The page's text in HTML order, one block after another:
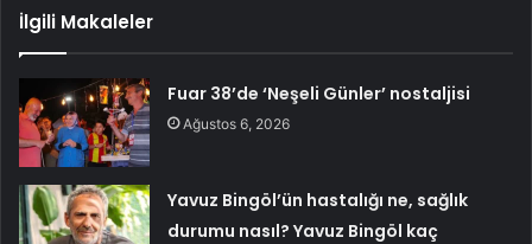
İlgili Makaleler
Fuar 38’de ‘Neşeli Günler’ nostaljisi
Ağustos 6, 2026
Yavuz Bingöl’ün hastalığı ne, sağlık
durumu nasıl? Yavuz Bingöl kaç